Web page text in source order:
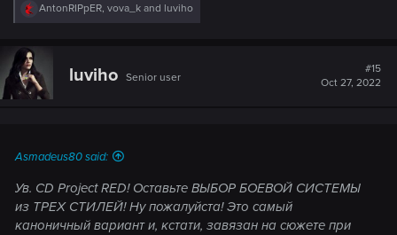
R
e
c
i
o
AntonRIPpER, vova_k and luviho
luviho Senior user
#15
Oct 27, 2022
Asmadeus80 said:
Ув. CD Project RED! Оставьте ВЫБОР БОЕВОЙ СИСТЕМЫ
из ТРЕХ СТИЛЕЙ! Ну пожалуйста! Это самый
каноничный вариант и, кстати, завязан на сюжете при